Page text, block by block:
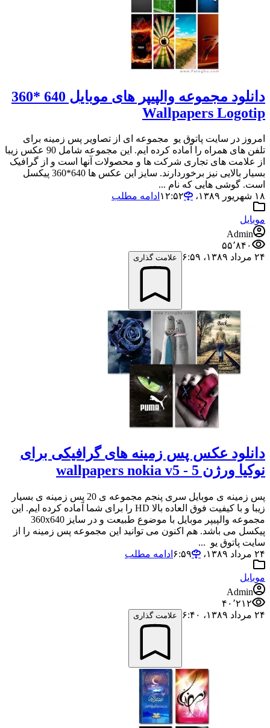
دانلود مجموعه والپیپر های موبایل 640 *360
Wallpapers Logotip
امروز در سایت پاتوق یو مجموعه ای از تصاویر پس زمینه برای
تلفن های همراه را آماده کرده ایم. این مجموعه شامل 90 عکس زیبا
از علامت های تجاری شرکت ها و محصولات آنها است و از گرافیک
بسیار بالایی نیز برخوردارند. سایز این عکس ها 640*360 پیکسل
است. گوشی هایی که نام ...
۱۸ شهریور ۱۳۸۹،‏ ۱۲:۵۲
ادامه مطلب
موبایل
Admin
۵۵٬۸۴۰
۲۴ مرداد ۱۳۸۹،‏ ۶:۵۹
علامت گذاری
دانلود عکس پس زمینه های گرافیکی برای
نوکیا ورژن 5 - wallpapers nokia v5
پس زمینه ی موبایل سری پنجم مجموعه ی 20 پس زمینه ی بسیار
زیبا و با کیفیت فوق العاده بالا HD را برای شما آماده کرده ایم. این
مجموعه والپیپر موبایل با موضوع طبیعت و در سایز 360x640
پیکسل می باشد. هم اکنون می توانید این مجموعه پس زمینه را از
سایت پاتوق یو ...
۲۴ مرداد ۱۳۸۹،‏ ۶:۵۹
ادامه مطلب
موبایل
Admin
۴۰٬۲۱۲
۲۴ مرداد ۱۳۸۹،‏ ۶:۴۰
علامت گذاری